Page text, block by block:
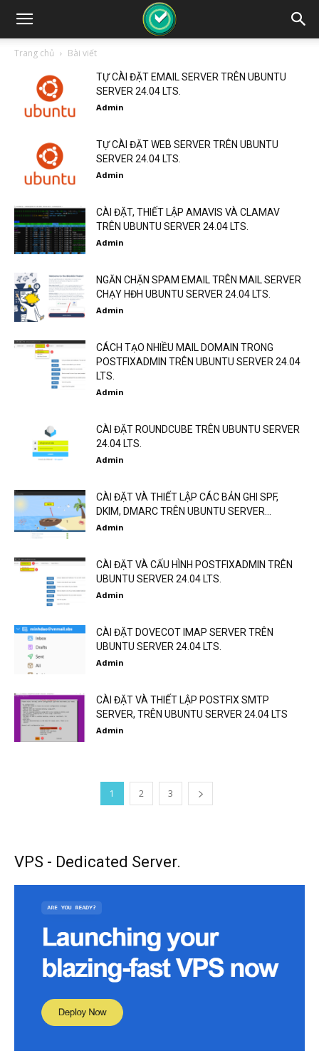
Trang chủ Bài viết
TỰ CÀI ĐẶT EMAIL SERVER TRÊN UBUNTU
SERVER 24.04 LTS.
Admin
TỰ CÀI ĐẶT WEB SERVER TRÊN UBUNTU
SERVER 24.04 LTS.
Admin
CÀI ĐẶT, THIẾT LẬP AMAVIS VÀ CLAMAV
TRÊN UBUNTU SERVER 24.04 LTS.
Admin
NGĂN CHẶN SPAM EMAIL TRÊN MAIL SERVER
CHẠY HĐH UBUNTU SERVER 24.04 LTS.
Admin
CÁCH TẠO NHIỀU MAIL DOMAIN TRONG
POSTFIXADMIN TRÊN UBUNTU SERVER 24.04
LTS.
Admin
CÀI ĐẶT ROUNDCUBE TRÊN UBUNTU SERVER
24.04 LTS.
Admin
CÀI ĐẶT VÀ THIẾT LẬP CÁC BẢN GHI SPF,
DKIM, DMARC TRÊN UBUNTU SERVER...
Admin
CÀI ĐẶT VÀ CẤU HÌNH POSTFIXADMIN TRÊN
UBUNTU SERVER 24.04 LTS.
Admin
CÀI ĐẶT DOVECOT IMAP SERVER TRÊN
UBUNTU SERVER 24.04 LTS.
Admin
CÀI ĐẶT VÀ THIẾT LẬP POSTFIX SMTP
SERVER, TRÊN UBUNTU SERVER 24.04 LTS
Admin
1 2 3
VPS - Dedicated Server.